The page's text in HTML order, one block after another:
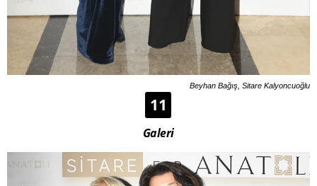
Beyhan Bağış, Sitare Kalyoncuoğlu
11
Galeri